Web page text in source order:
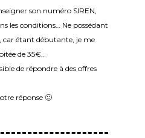
son numéro SIREN,
les conditions… Ne possédant
car étant débutante, je me
de 35€…
de répondre à des offres
réponse 🙂